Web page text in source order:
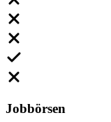
Jobbörsen